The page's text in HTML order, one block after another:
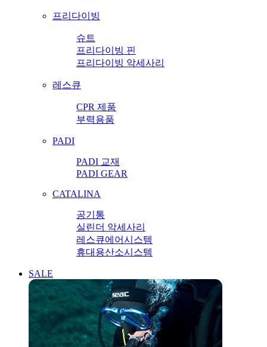
프리다이빙
슈트
프리다이빙 핀
프리다이빙 악세사리
레스큐
CPR 제품
부력용품
PADI
PADI 교재
PADI GEAR
CATALINA
공기통
실린더 악세사리
레스큐에어시스템
휴대용산소시스템
SALE